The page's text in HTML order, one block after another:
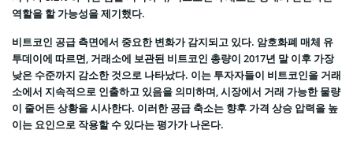
역할을 할 가능성을 제기했다.
비트코인 공급 측면에서 중요한 변화가 감지되고 있다. 암호화폐 매체 유
투데이에 따르면, 거래소에 보관된 비트코인 총량이 2017년 말 이후 가장
낮은 수준까지 감소한 것으로 나타났다. 이는 투자자들이 비트코인을 거래
소에서 지속적으로 인출하고 있음을 의미하며, 시장에서 거래 가능한 물량
이 줄어든 상황을 시사한다. 이러한 공급 축소는 향후 가격 상승 압력을 높
이는 요인으로 작용할 수 있다는 평가가 나온다.